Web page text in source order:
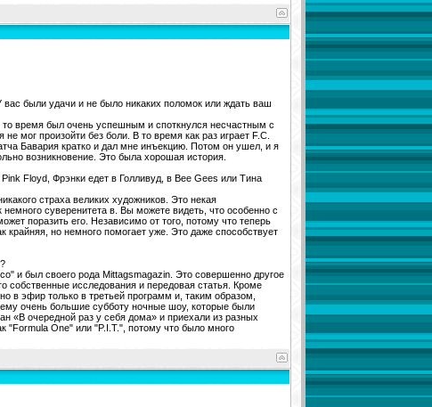
вас были удачи и не было никаких поломок или ждать ваш
время был очень успешным и споткнулся несчастным с
мог произойти без боли. В то время как раз играет F.C.
Бавария кратко и дал мне инъекцию. Потом он ушел, и я
возникновение. Это была хорошая история.
Floyd, Фрэнки едет в Голливуд, в Bee Gees или Тина
страха великих художников. Это некая
суверенитета в. Вы можете видеть, что особенно с
поразить его. Независимо от того, потому что теперь
но немного помогает уже. Это даже способствует
и был своего рода Mittagsmagazin. Это совершенно другое
собственные исследования и передовая статья. Кроме
в эфир только в третьей программ и, таким образом,
очень большие субботу ночные шоу, которые были
«В очередной раз у себя дома» и приехали из разных
"Formula One" или "P.I.T.", потому что было много